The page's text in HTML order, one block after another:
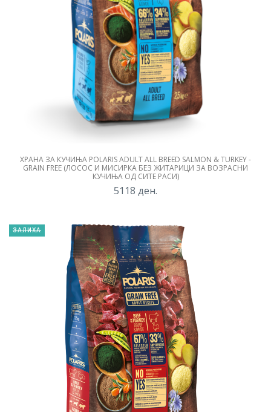
ХРАНА ЗА КУЧИЊА POLARIS ADULT ALL BREED SALMON & TURKEY -
GRAIN FREE (ЛОСОС И МИСИРКА БЕЗ ЖИТАРИЦИ ЗА ВОЗРАСНИ
КУЧИЊА ОД СИТЕ РАСИ)
5118 ден.
ЗАЛИХА